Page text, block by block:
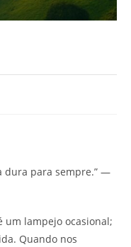
dura para sempre.” —
um lampejo ocasional;
Quando nos